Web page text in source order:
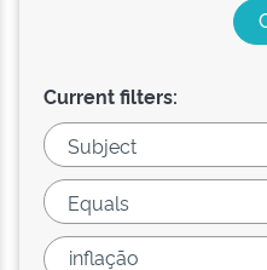
Current filters: